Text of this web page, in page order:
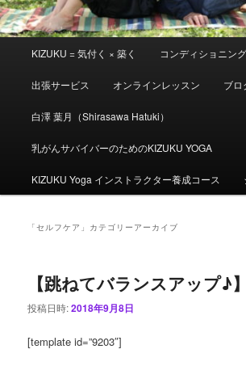
KIZUKU = 気付く × 築く コンディショニン
出張サービス オンラインレッスン ブロ
白澤 葉月（Shirasawa Hatuki）
乳がんサバイバーのためのKIZUKU YOGA
KIZUKU Yoga インストラクター養成コース
「セルフケア 」カテゴリーアーカイブ
【跳ねてバランスアップ♪】
投稿日時:2018年9月8日
[template id=”9203″]